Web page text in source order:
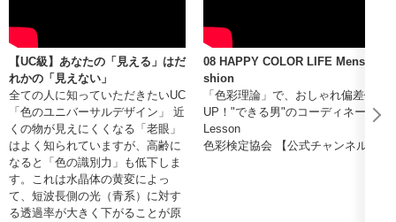
【UC級】あなたの「見える」はだ
れかの「見えない」
全ての人に知っていただきたいUC
「色のユニバーサルデザイン」 近
くの物が見えにくくなる「老眼」
はよく知られていますが、高齢に
なると「色の識別力」も低下しま
す。これは水晶体の黄変によっ
て、短波長側の光（青系）に対す
る透過率が大きく下がることが原
08 HAPPY COLOR LIFE Mens fa
shion
「色彩理論」で、おしゃれ偏差値
UP！"できる男"のコーディネート
Lesson
色彩検定協会 【公式チャンネル】